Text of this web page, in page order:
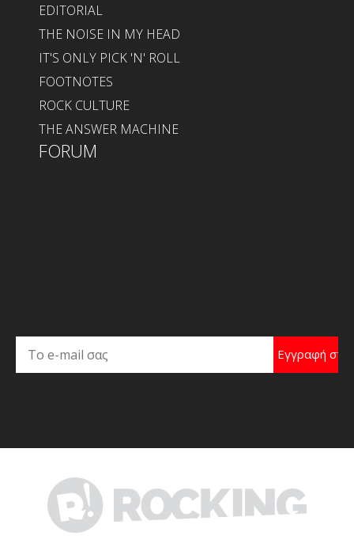
EDITORIAL
THE NOISE IN MY HEAD
IT'S ONLY PICK 'N' ROLL
FOOTNOTES
ROCK CULTURE
THE ANSWER MACHINE
FORUM